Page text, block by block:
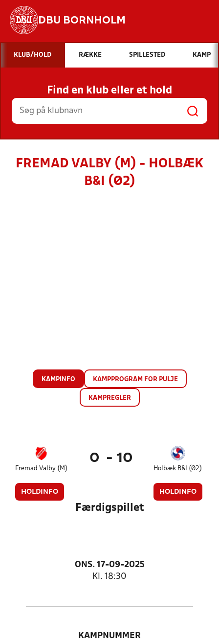
DBU BORNHOLM
Hvad vil du søge efter?
INDHOLD OG NYHEDER
STILLINGER, RESULTATER, KLUBBER OG
HOLD
KLUB/HOLD RÆKKE SPILLESTED KAMP
Find en klub eller et hold
FREMAD VALBY (M) - HOLBÆK
B&I (Ø2)
KAMPINFO KAMPPROGRAM FOR PULJE
KAMPREGLER
Fremad Valby (M)
HOLDINFO
0 - 10
Holbæk B&I (Ø2)
HOLDINFO
Færdigspillet
ONS. 17-09-2025
Kl. 18:30
KAMPNUMMER